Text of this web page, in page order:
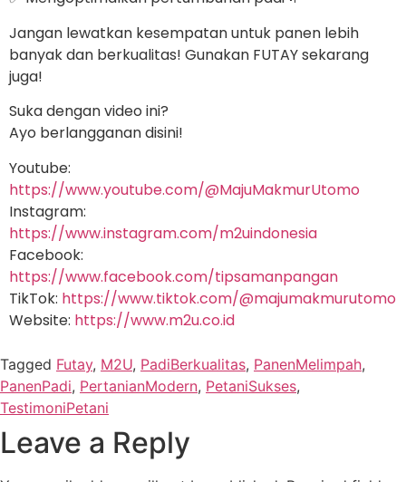
Jangan lewatkan kesempatan untuk panen lebih
banyak dan berkualitas! Gunakan FUTAY sekarang
juga!
Suka dengan video ini?
Ayo berlangganan disini!
Youtube:
https://www.youtube.com/@MajuMakmurUtomo
Instagram:
https://www.instagram.com/m2uindonesia
Facebook:
https://www.facebook.com/tipsamanpangan
TikTok: https://www.tiktok.com/@majumakmurutomo
Website: https://www.m2u.co.id
Tagged Futay, M2U, PadiBerkualitas, PanenMelimpah,
PanenPadi, PertanianModern, PetaniSukses,
TestimoniPetani
Leave a Reply